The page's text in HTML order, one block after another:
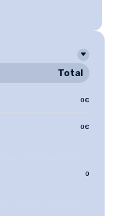
Total
0€
0€
0